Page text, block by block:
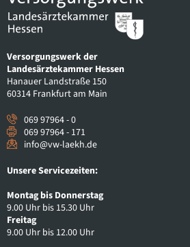
Versorgungswerk der
Landesärztekammer Hessen
Hanauer Landstraße 150
60314 Frankfurt am Main
069 97964 - 0
069 97964 - 171
info@vw-laekh.de
Unsere Servicezeiten:
Montag bis Donnerstag
9.00 Uhr bis 15.30 Uhr
Freitag
9.00 Uhr bis 12.00 Uhr